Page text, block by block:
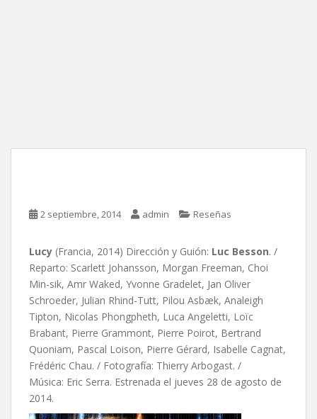
2 septiembre, 2014 admin Reseñas
Lucy (Francia, 2014) Dirección y Guión: Luc Besson. /
Reparto: Scarlett Johansson, Morgan Freeman, Choi
Min-sik, Amr Waked, Yvonne Gradelet, Jan Oliver
Schroeder, Julian Rhind-Tutt, Pilou Asbæk, Analeigh
Tipton, Nicolas Phongpheth, Luca Angeletti, Loïc
Brabant, Pierre Grammont, Pierre Poirot, Bertrand
Quoniam, Pascal Loison, Pierre Gérard, Isabelle Cagnat,
Frédéric Chau. / Fotografía: Thierry Arbogast. /
Música: Eric Serra. Estrenada el jueves 28 de agosto de
2014.